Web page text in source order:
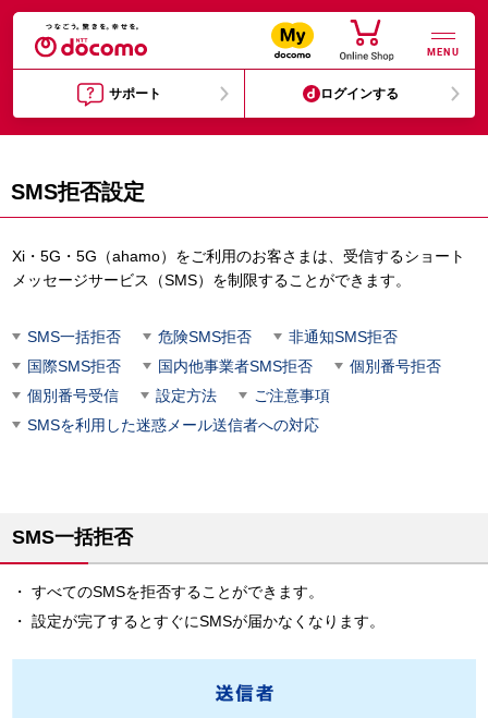
MENU
サポート ログインする
SMS拒否設定
Xi・5G・5G（ahamo）をご利用のお客さまは、受信するショート
メッセージサービス（SMS）を制限することができます。
SMS一括拒否 危険SMS拒否
非通知SMS拒否
国際SMS拒否
国内他事業者SMS拒否
個別番号拒否
個別番号受信
設定方法
ご注意事項
SMSを利用した迷惑メール送信者への対応
SMS一括拒否
すべてのSMSを拒否することができます。
設定が完了するとすぐにSMSが届かなくなります。